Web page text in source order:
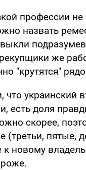
профессии
назвать
же
"крутятся"
что украинский
есть доля
скорее,
(третьи, пятые,
новому